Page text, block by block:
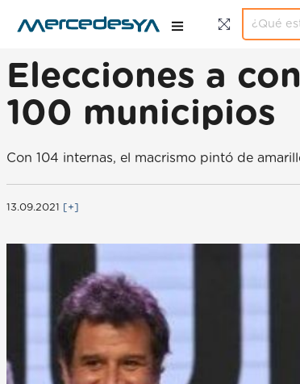
Elecciones a
100 municipios
Con 104 internas, el macrismo pintó de
13.09.2021 [+]